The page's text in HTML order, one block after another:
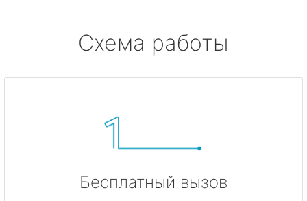
Схема работы
Бесплатный вызов